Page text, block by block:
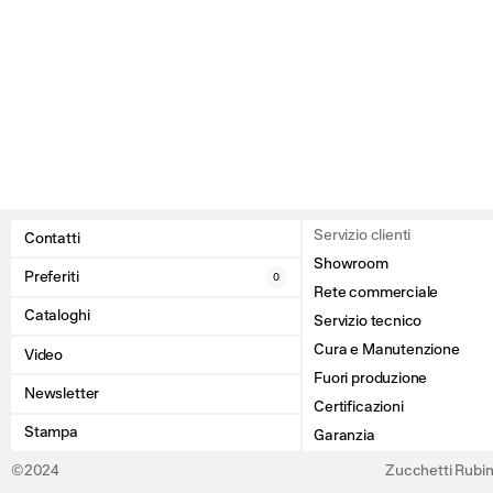
Contatti
Preferiti 0
Cataloghi
Video
Newsletter
Stampa
Servizio clienti
Showroom
Rete commerciale
Servizio tecnico
Cura e Manutenzione
Fuori produzione
Certificazioni
Garanzia
©2024 Zucchetti